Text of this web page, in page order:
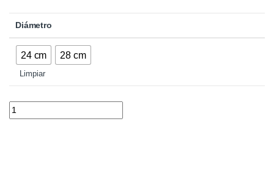
Diámetro
24 cm 28 cm
Limpiar
Olla Premier Pink Wh Cuisine quantity